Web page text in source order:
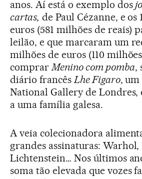
anos. Aí está o exemplo dos
cartas, de Paul Cézanne, e os
euros (581 milhões de reais)
leilão, e que marcaram um
milhões de euros (110
comprar Menino com pomba,
diário francês Lhe Figaro, um
National Gallery de Londres,
a uma família galesa.
A veia colecionadora
grandes assinaturas:
Lichtenstein… Nos últimos
soma tão elevada que vozes